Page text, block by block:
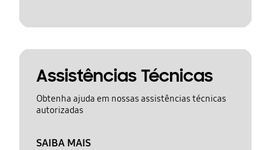
Assistências Técnicas
Obtenha ajuda em nossas assistências técnicas
autorizadas
SAIBA MAIS